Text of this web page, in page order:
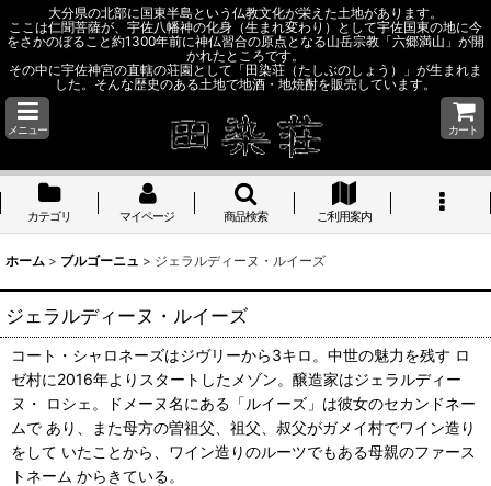
大分県の北部に国東半島という仏教文化が栄えた土地があります。
ここは仁聞菩薩が、宇佐八幡神の化身（生まれ変わり）として宇佐国東の地に今
をさかのぼること約1300年前に神仏習合の原点となる山岳宗教「六郷満山」が開
かれたところです。
その中に宇佐神宮の直轄の荘園として「田染荘（たしぶのしょう）」が生まれま
した。そんな歴史のある土地で地酒・地焼酎を販売しています。
メニュー カート
カテゴリ マイページ 商品検索 ご利用案内
ホーム > ブルゴーニュ > ジェラルディーヌ・ルイーズ
ジェラルディーヌ・ルイーズ
コート・シャロネーズはジヴリーから3キロ。中世の魅力を残す ロ
ゼ村に2016年よりスタートしたメゾン。醸造家はジェラルディー
ヌ・ ロシェ。ドメーヌ名にある「ルイーズ」は彼女のセカンドネー
ムで あり、また母方の曽祖父、祖父、叔父がガメイ村でワイン造り
をして いたことから、ワイン造りのルーツでもある母親のファース
トネーム からきている。